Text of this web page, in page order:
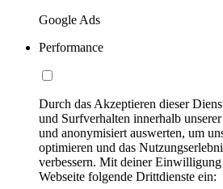
Google Ads
Performance
Durch das Akzeptieren dieser
und Surfverhalten innerhalb
und anonymisiert auswerten, um
optimieren und das
verbessern. Mit deiner
Webseite folgende Drittdienste ein: